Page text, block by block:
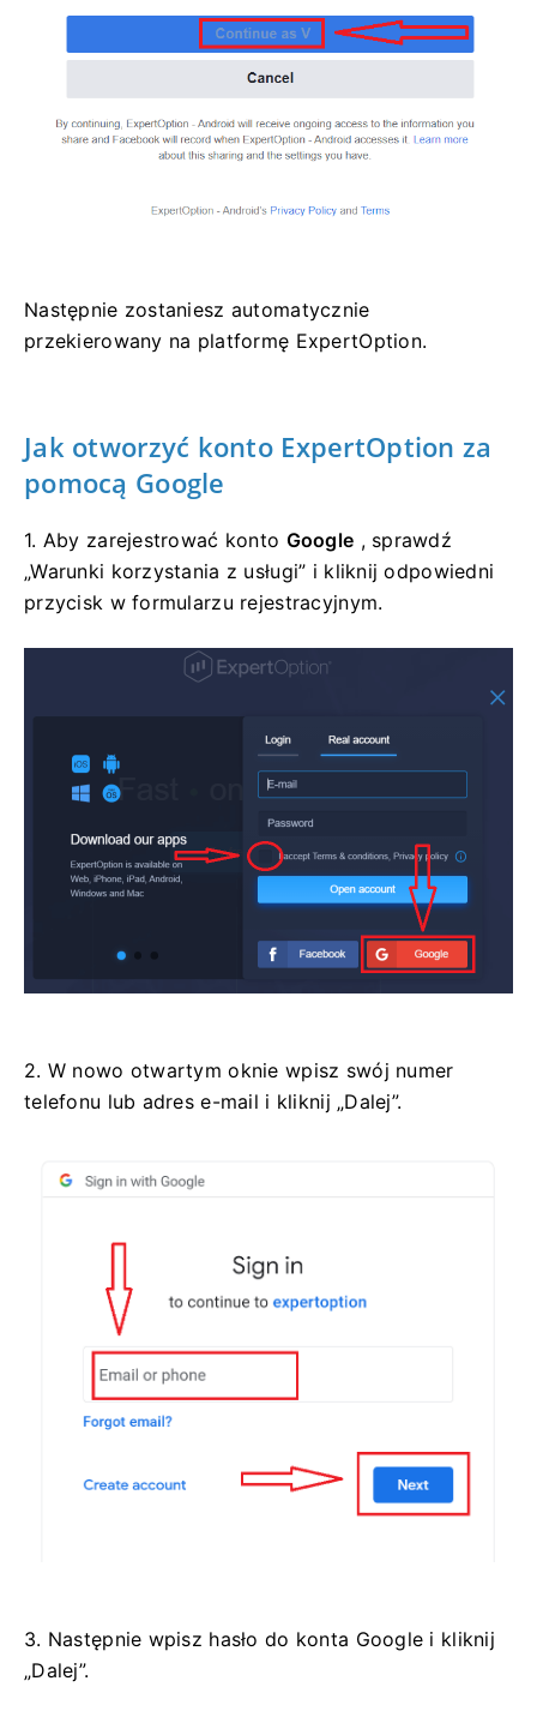
Następnie zostaniesz automatycznie
przekierowany na platformę ExpertOption.
Jak otworzyć konto ExpertOption za
pomocą Google
1. Aby zarejestrować konto Google , sprawdź
„Warunki korzystania z usługi” i kliknij odpowiedni
przycisk w formularzu rejestracyjnym.
2. W nowo otwartym oknie wpisz swój numer
telefonu lub adres e-mail i kliknij „Dalej”.
3. Następnie wpisz hasło do konta Google i kliknij
„Dalej”.